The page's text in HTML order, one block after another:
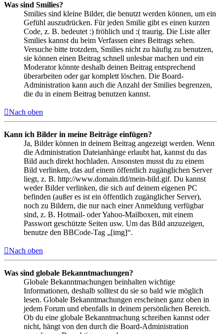
Was sind Smilies?
Smilies sind kleine Bilder, die benutzt werden können, um ein
Gefühl auszudrücken. Für jeden Smilie gibt es einen kurzen
Code, z. B. bedeutet :) fröhlich und :( traurig. Die Liste aller
Smilies kannst du beim Verfassen eines Beitrags sehen.
Versuche bitte trotzdem, Smilies nicht zu häufig zu benutzen,
sie können einen Beitrag schnell unlesbar machen und ein
Moderator könnte deshalb deinen Beitrag entsprechend
überarbeiten oder gar komplett löschen. Die Board-
Administration kann auch die Anzahl der Smilies begrenzen,
die du in einem Beitrag benutzen kannst.
Nach oben
Kann ich Bilder in meine Beiträge einfügen?
Ja, Bilder können in deinem Beitrag angezeigt werden. Wenn
die Administration Dateianhänge erlaubt hat, kannst du das
Bild auch direkt hochladen. Ansonsten musst du zu einem
Bild verlinken, das auf einem öffentlich zugänglichen Server
liegt, z. B. http://www.domain.tld/mein-bild.gif. Du kannst
weder Bilder verlinken, die sich auf deinem eigenen PC
befinden (außer es ist ein öffentlich zugänglicher Server),
noch zu Bildern, die nur nach einer Anmeldung verfügbar
sind, z. B. Hotmail- oder Yahoo-Mailboxen, mit einem
Passwort geschützte Seiten usw. Um das Bild anzuzeigen,
benutze den BBCode-Tag „[img]“.
Nach oben
Was sind globale Bekanntmachungen?
Globale Bekanntmachungen beinhalten wichtige
Informationen, deshalb solltest du sie so bald wie möglich
lesen. Globale Bekanntmachungen erscheinen ganz oben in
jedem Forum und ebenfalls in deinem persönlichen Bereich.
Ob du eine globale Bekanntmachung schreiben kannst oder
nicht, hängt von den durch die Board-Administration